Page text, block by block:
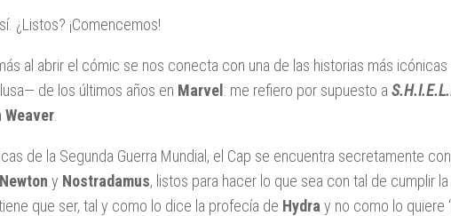
¿Listos? ¡Comencemos!
al abrir el cómic se nos conecta con una de las historias más
de los últimos años en Marvel: me refiero por supuesto a
Weaver
de la Segunda Guerra Mundial, el Cap se encuentra secretamente
y Nostradamus, listos para hacer lo que sea con tal de cumplir
que ser, tal y como lo dice la profecía de Hydra y no como lo quiere